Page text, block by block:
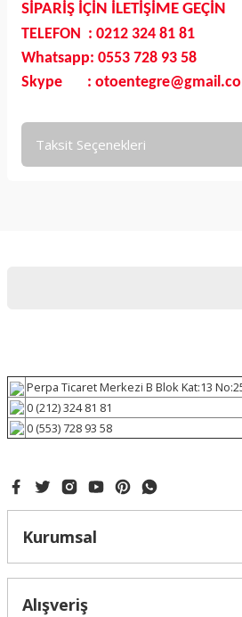
SİPARİŞ İÇİN İLETİŞİME GEÇİN
TELEFON : 0212 324 81 81
Whatsapp: 0553 728 93 58
Skype :
Taksit Seçenekleri
Perpa Ticaret Merkezi B Blok Kat:13
0 (212) 324 81 81
0 (553) 728 93 58
Kurumsal
Alışveriş